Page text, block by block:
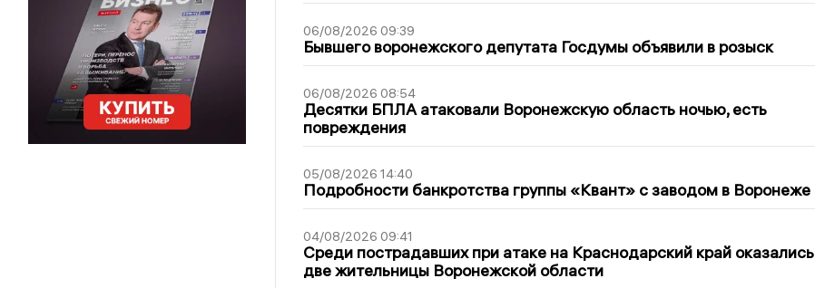
06/08/2026 09:39
Бывшего воронежского депутата Госдумы объявили в розыск
06/08/2026 08:54
Десятки БПЛА атаковали Воронежскую область ночью, есть
повреждения
05/08/2026 14:40
Подробности банкротства группы «Квант» с заводом в Воронеже
04/08/2026 09:41
Среди пострадавших при атаке на Краснодарский край оказались
две жительницы Воронежской области